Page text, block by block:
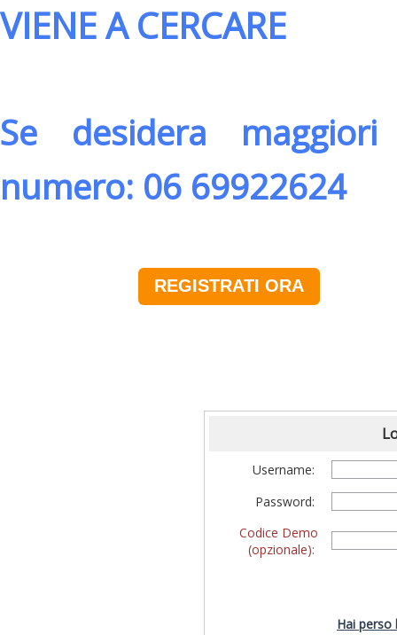
VIENE A CERCARE
Se desidera
numero: 06 69922624
REGISTRATI ORA
Username:
Password:
Codice Demo
(opzionale):
Hai perso